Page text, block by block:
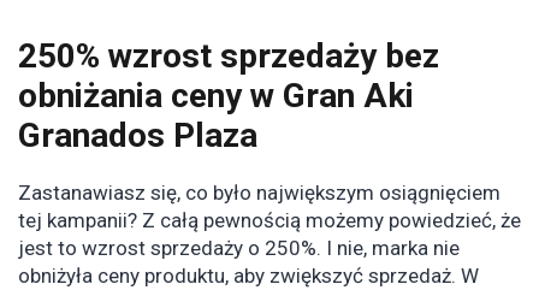
250% wzrost sprzedaży bez
obniżania ceny w Gran Aki
Granados Plaza
Zastanawiasz się, co było największym osiągnięciem
tej kampanii? Z całą pewnością możemy powiedzieć, że
jest to wzrost sprzedaży o 250%. I nie, marka nie
obniżyła ceny produktu, aby zwiększyć sprzedaż. W